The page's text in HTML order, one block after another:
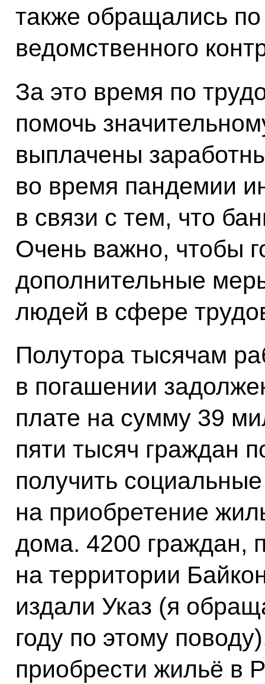
также обращались
ведомственного
За это время по
помочь
выплачены
во время пандемии
в связи с тем, что
Очень важно, чтобы
дополнительные
людей в сфере
Полутора тысячам
в погашении
плате на сумму 39
пяти тысяч граждан
получить
на приобретение
дома. 4200 граждан,
на территории
издали Указ (я
году по этому
приобрести жильё в